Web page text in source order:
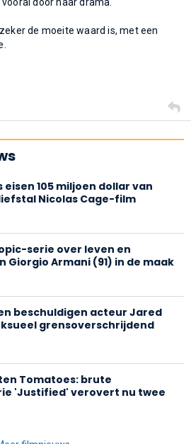
de moeite waard is, met een
eisen 105 miljoen dollar van
Nicolas Cage-film
serie over leven en
Giorgio Armani (91) in de maak
beschuldigen acteur Jared
grensoverschrijdend
Tomatoes: brute
'Justified' verovert nu twee